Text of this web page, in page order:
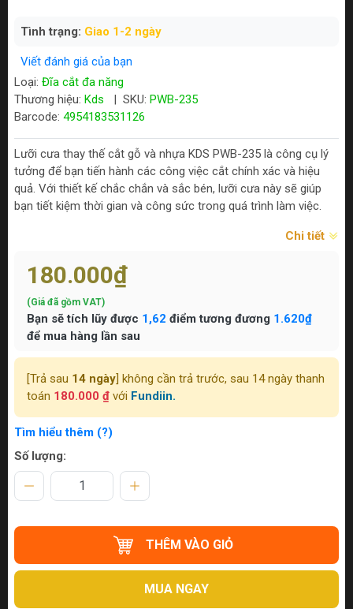
Tình trạng: Giao 1-2 ngày
Viết đánh giá của bạn
Loại: Đĩa cắt đa năng
Thương hiệu: Kds SKU: PWB-235
Barcode: 4954183531126
Lưỡi cưa thay thế cắt gỗ và nhựa KDS PWB-235 là công cụ lý
tưởng để bạn tiến hành các công việc cắt chính xác và hiệu
quả. Với thiết kế chắc chắn và sắc bén, lưỡi cưa này sẽ giúp
bạn tiết kiệm thời gian và công sức trong quá trình làm việc.
Chi tiết
180.000₫
(Giá đã gồm VAT)
Bạn sẽ tích lũy được 1,62 điểm tương đương 1.620₫
để mua hàng lần sau
[Trả sau 14 ngày ] không cần trả trước, sau 14 ngày thanh
toán 180.000 ₫ với Fundiin.
Tìm hiểu thêm (?)
Số lượng:
THÊM VÀO GIỎ
MUA NGAY